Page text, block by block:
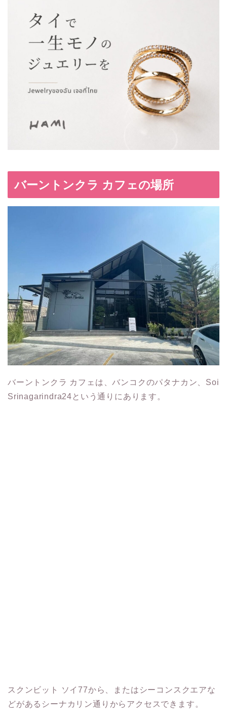
バーントンクラ カフェの場所
バーントンクラ カフェは、バンコクのパタナカン、Soi
Srinagarindra24という通りにあります。
スクンビット ソイ77から、またはシーコンスクエアな
どがあるシーナカリン通りからアクセスできます。